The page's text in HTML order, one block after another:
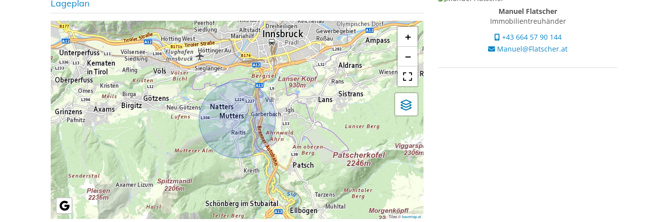
Lageplan
+
−
Tiles ©basemap.at
Manuel Flatscher
Immobilientreuhänder
+43 664 57 90 144
Manuel@Flatscher.at